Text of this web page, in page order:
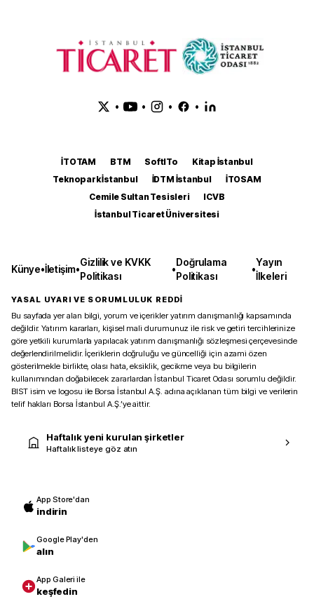
• • • •
İTOTAM BTM SoftITo
Kitap İstanbul
Teknopark İstanbul
İDTM İstanbul
İTOSAM
Cemile Sultan Tesisleri
ICVB
İstanbul Ticaret Üniversitesi
Künye•İletişim•
Gizlilik ve KVKK
Politikası
•
Doğrulama
Politikası
•
Yayın
İlkeleri
YASAL UYARI VE SORUMLULUK REDDİ
Bu sayfada yer alan bilgi, yorum ve içerikler yatırım danışmanlığı kapsamında
değildir. Yatırım kararları, kişisel mali durumunuz ile risk ve getiri tercihlerinize
göre yetkili kurumlarla yapılacak yatırım danışmanlığı sözleşmesi çerçevesinde
değerlendirilmelidir. İçeriklerin doğruluğu ve güncelliği için azami özen
gösterilmekle birlikte, olası hata, eksiklik, gecikme veya bu bilgilerin
kullanımından doğabilecek zararlardan İstanbul Ticaret Odası sorumlu değildir.
BIST isim ve logosu ile Borsa İstanbul A.Ş. adına açıklanan tüm bilgi ve verilerin
telif hakları Borsa İstanbul A.Ş.’ye aittir.
Haftalık yeni kurulan şirketler
Haftalık listeye göz atın
App Store'dan
indirin
Google Play'den
alın
App Galeri ile
keşfedin